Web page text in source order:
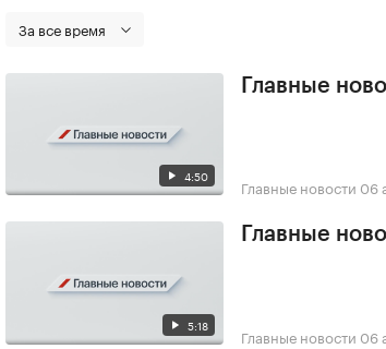
За все время
4:50
Главные
Главные новости 06
5:18
Главные
Главные новости 06